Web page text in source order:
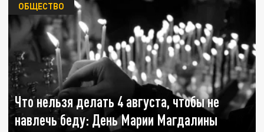
Что нельзя делать 4 августа, чтобы не
навлечь беду: День Марии Магдалины
ОБЩЕСТВО